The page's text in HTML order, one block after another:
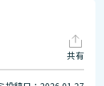
共有